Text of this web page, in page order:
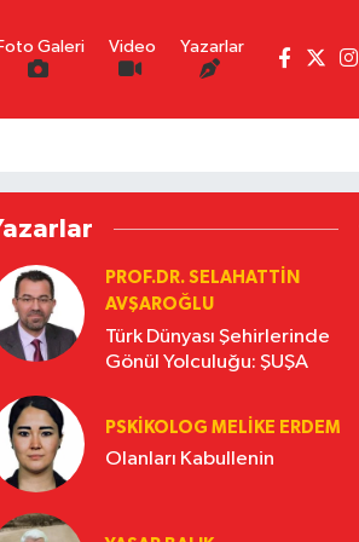
Foto Galeri Video Yazarlar
PROF.DR. SELAHATTIN
AVŞAROĞLU
Türk Dünyası Şehirlerinde
Gönül Yolculuğu: ŞUŞA
PSKIKOLOG MELIKE ERDEM
Olanları Kabullenin